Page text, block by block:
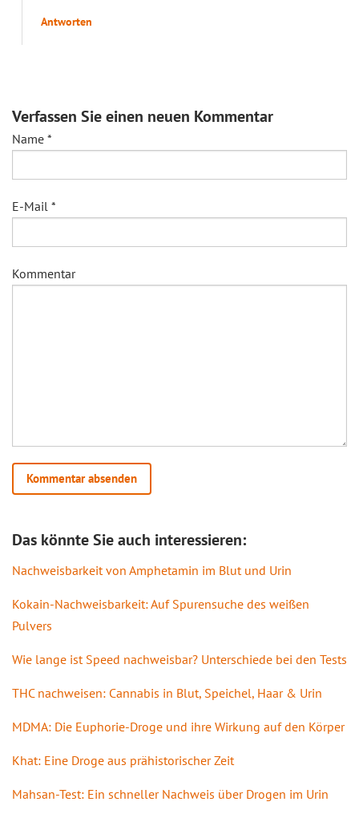
Antworten
Verfassen Sie einen neuen Kommentar
Name *
E-Mail *
Kommentar
Das könnte Sie auch interessieren:
Nachweisbarkeit von Amphetamin im Blut und Urin
Kokain-Nachweisbarkeit: Auf Spurensuche des weißen
Pulvers
Wie lange ist Speed nachweisbar? Unterschiede bei den Tests
THC nachweisen: Cannabis in Blut, Speichel, Haar & Urin
MDMA: Die Euphorie-Droge und ihre Wirkung auf den Körper
Khat: Eine Droge aus prähistorischer Zeit
Mahsan-Test: Ein schneller Nachweis über Drogen im Urin